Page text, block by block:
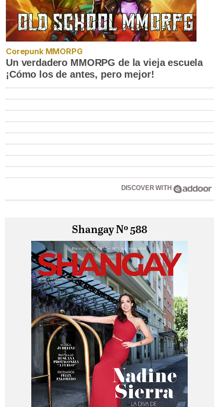
Corepunk MMORPG
Un verdadero MMORPG de la vieja escuela
¡Cómo los de antes, pero mejor!
DISCOVER WITH
Shangay Nº 588